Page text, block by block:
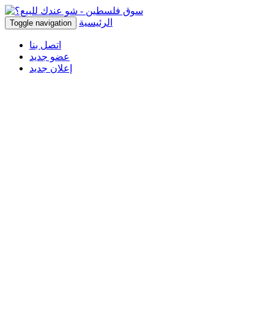
Toggle navigation الرئيسية
اتصل بنا
عضو جديد
إعلان جديد